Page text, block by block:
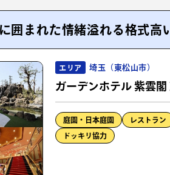
囲まれた情緒溢れる格式高
エリア 埼玉（東松山市）
ガーデンホテル 紫雲閣
庭園・日本庭園 レストラン
ドッキリ協力